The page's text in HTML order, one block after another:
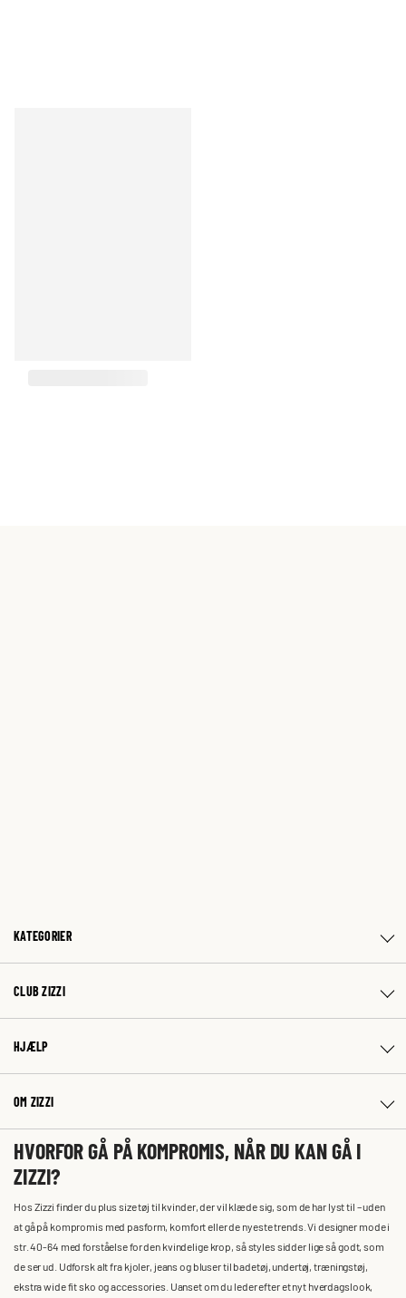
KATEGORIER
CLUB ZIZZI
HJÆLP
OM ZIZZI
HVORFOR GÅ PÅ KOMPROMIS, NÅR DU KAN GÅ I
ZIZZI?
Hos Zizzi finder du plus size tøj til kvinder, der vil klæde sig, som de har lyst til – uden
at gå på kompromis med pasform, komfort eller de nyeste trends. Vi designer mode i
str. 40-64 med forståelse for den kvindelige krop, så styles sidder lige så godt, som
de ser ud. Udforsk alt fra kjoler, jeans og bluser til badetøj, undertøj, træningstøj,
ekstra wide fit sko og accessories. Uanset om du leder efter et nyt hverdagslook,